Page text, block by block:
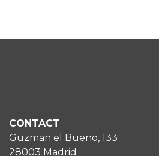
CONTACT
Guzman el Bueno, 133
28003 Madrid